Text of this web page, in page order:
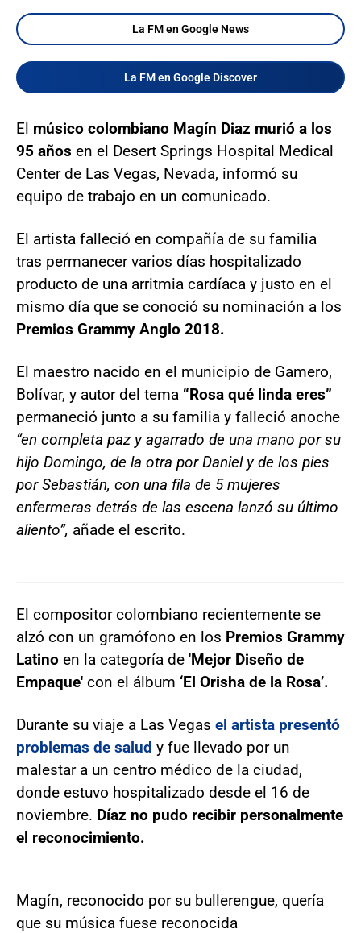
La FM en Google News
La FM en Google Discover
El músico colombiano Magín Diaz murió a los
95 años en el Desert Springs Hospital Medical
Center de Las Vegas, Nevada, informó su
equipo de trabajo en un comunicado.
El artista falleció en compañía de su familia
tras permanecer varios días hospitalizado
producto de una arritmia cardíaca y justo en el
mismo día que se conoció su nominación a los
Premios Grammy Anglo 2018.
El maestro nacido en el municipio de Gamero,
Bolívar, y autor del tema “Rosa qué linda eres”
permaneció junto a su familia y falleció anoche
“en completa paz y agarrado de una mano por su
hijo Domingo, de la otra por Daniel y de los pies
por Sebastián, con una fila de 5 mujeres
enfermeras detrás de las escena lanzó su último
aliento”, añade el escrito.
El compositor colombiano recientemente se
alzó con un gramófono en los Premios Grammy
Latino en la categoría de 'Mejor Diseño de
Empaque' con el álbum ‘El Orisha de la Rosa’.
Durante su viaje a Las Vegas el artista presentó
problemas de salud y fue llevado por un
malestar a un centro médico de la ciudad,
donde estuvo hospitalizado desde el 16 de
noviembre. Díaz no pudo recibir personalmente
el reconocimiento.
Magín, reconocido por su bullerengue, quería
que su música fuese reconocida